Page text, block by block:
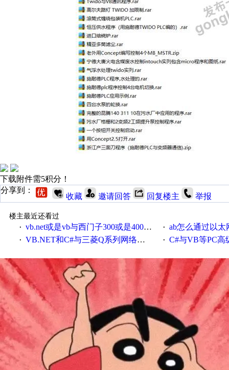
下载附件需5积分！
分享到：
收藏 邀请回答 回复楼主 举报
楼主最近还看过
· vb.net或是vb与西门子300或是400plc通信怎么想编写呀！ · ab怎么通过以太网
· VB.NET和C#与三菱Q系列网络通讯的源代码 · C#与VB等PC高级语言与